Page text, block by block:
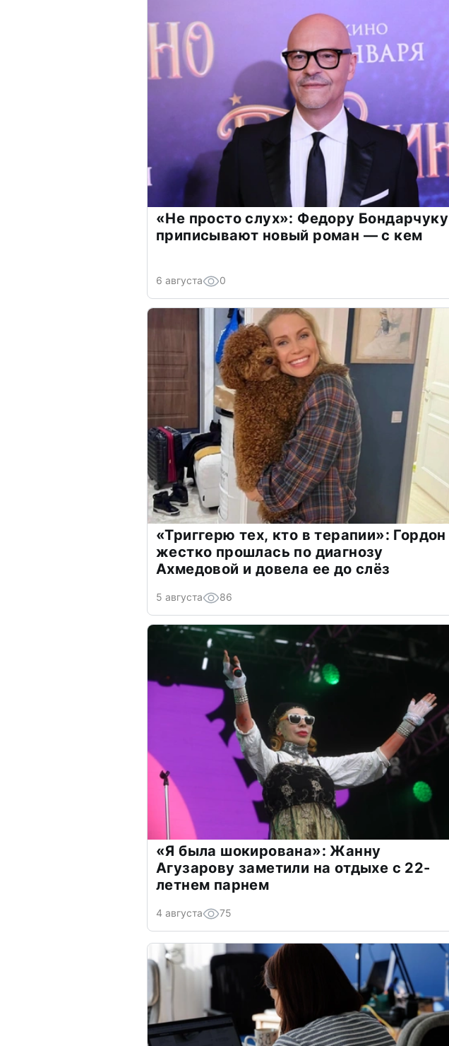
«Не просто слух»: Федору Бондарчуку
приписывают новый роман — с кем
6 августа 0
«Триггерю тех, кто в терапии»: Гордон
жестко прошлась по диагнозу
Ахмедовой и довела ее до слёз
5 августа 86
«Я была шокирована»: Жанну
Агузарову заметили на отдыхе с 22-
летнем парнем
4 августа 75